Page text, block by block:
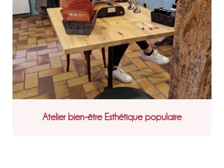
Atelier bien-être Esthétique populaire